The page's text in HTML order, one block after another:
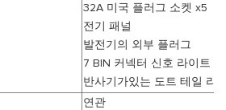
32A 미국 플러그 소켓 x5
전기 패널
발전기의 외부 플러그
7 BIN 커넥터 신호 라이트
반사기가있는 도트 테일 라
연관